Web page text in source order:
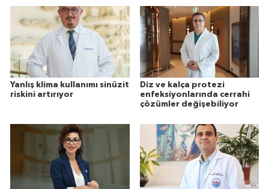
Yanlış klima kullanımı sinüzit
riskini artırıyor
Diz ve kalça protezi
enfeksiyonlarında cerrahi
çözümler değişebiliyor